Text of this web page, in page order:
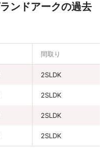
ンドアークの過去
間取り
2SLDK
2SLDK
2SLDK
2SLDK